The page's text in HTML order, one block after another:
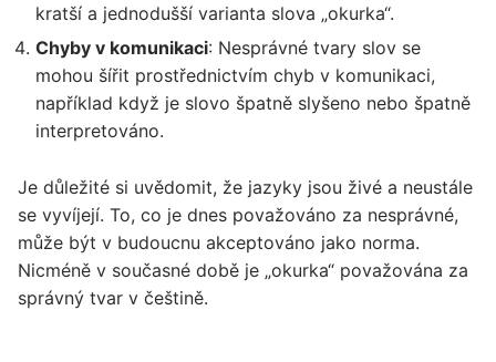
kratší a jednodušší varianta slova „okurka“.
Chyby v komunikaci: Nesprávné tvary slov se
mohou šířit prostřednictvím chyb v komunikaci,
například když je slovo špatně slyšeno nebo špatně
interpretováno.
Je důležité si uvědomit, že jazyky jsou živé a neustále
se vyvíjejí. To, co je dnes považováno za nesprávné,
může být v budoucnu akceptováno jako norma.
Nicméně v současné době je „okurka“ považována za
správný tvar v češtině.